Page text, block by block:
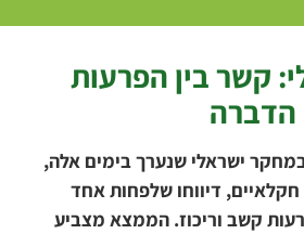
קשר בין הפרעות
הדברה
במחקר ישראלי שנערך בימים אלה,
חקלאיים, דיווחו שלפחות אחד
קשב וריכוז. הממצא מצביע